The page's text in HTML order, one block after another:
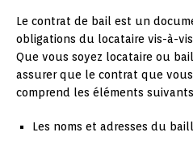
Le contrat de bail est un
obligations du locataire vis-à-
Que vous soyez locataire ou
assurer que le contrat que
comprend les éléments
Les noms et adresses du